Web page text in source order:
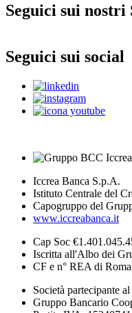
Seguici sui nostri
Seguici sui social
Iccrea Banca S.p.A.
Istituto Centrale del
Capogruppo del
www.iccreabanca.it
Cap Soc
Iscritta all'Albo dei
CF e n° REA di
Società partecipante
Gruppo Bancario